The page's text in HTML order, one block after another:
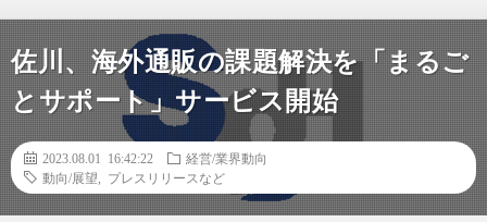
佐川、海外通販の課題解決を「まるご
とサポート」サービス開始
2023.08.01 16:42:22
経営/業界動向
動向/展望
プレスリリースなど